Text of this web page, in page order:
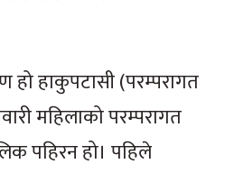
हो हाकुपटासी (परम्परागत
महिलाको परम्परागत
पहिरन हो। पहिले